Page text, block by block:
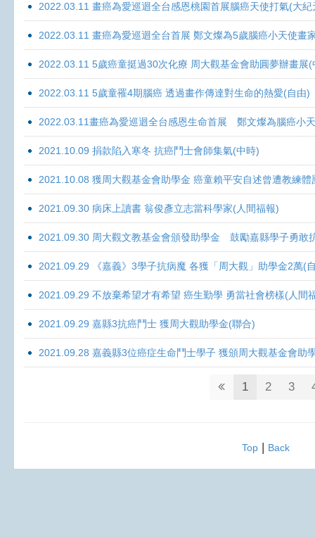
2022.03.11 畫癌為愛巡迴全台感恩桃園首展腦癌天使打氣(大紀
2022.03.11 畫癌為愛巡迴全台首展 鄭文燦為5歲腦癌小天使畫
2022.03.11 5歲癌童挺過30次化療 周大觀基金會助圓夢辦畫展
2022.03.11 5歲童罹4期腦癌 透過畫作傳達對生命的熱愛(自由)
2022.03.11畫癌為愛巡迴全台感恩生命首展 鄭文燦為腦癌小
2021.10.09 捐款陷入寒冬 抗癌鬥士會師集氣(中時)
2021.10.08 獲周大觀基金會助學金 癌童賴平安自述曾遭教練體
2021.09.30 病床上讀書 翁俊彥立志當科學家(人間福報)
2021.09.30 周大觀文教基金會頒發助學金 鼓勵嘉縣學子勇敢
2021.09.29 《嘉義》3學子抗病魔 各獲「周大觀」助學金2萬(
2021.09.29 不放棄希望才有希望 癌生勤學 勇當社會榜樣(人間
2021.09.29 嘉縣3抗癌鬥士 獲周大觀助學金(聯合)
2021.09.28 嘉義縣3位癌症生命鬥士學子 獲頒周大觀基金會助
1 2 3
Top| Back